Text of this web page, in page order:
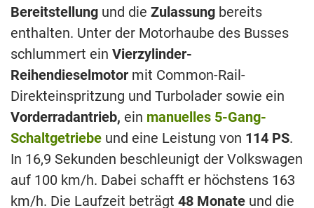
Bereitstellung und die Zulassung bereits
enthalten. Unter der Motorhaube des Busses
schlummert ein Vierzylinder-
Reihendieselmotor mit Common-Rail-
Direkteinspritzung und Turbolader sowie ein
Vorderradantrieb, ein manuelles 5-Gang-
Schaltgetriebe und eine Leistung von 114 PS.
In 16,9 Sekunden beschleunigt der Volkswagen
auf 100 km/h. Dabei schafft er höchstens 163
km/h. Die Laufzeit beträgt 48 Monate und die